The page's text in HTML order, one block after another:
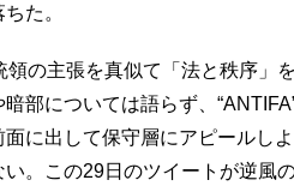
た。
の主張を真似て「法と秩序」
部については語らず、
に出して保守層にアピールし
。この29日のツイートが逆風